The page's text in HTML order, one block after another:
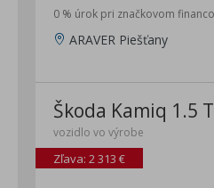
0 % úrok pri značkovom
ARAVER Piešťany
Škoda Kamiq 1.5
vozidlo vo výrobe
Zľava: 2 313 €